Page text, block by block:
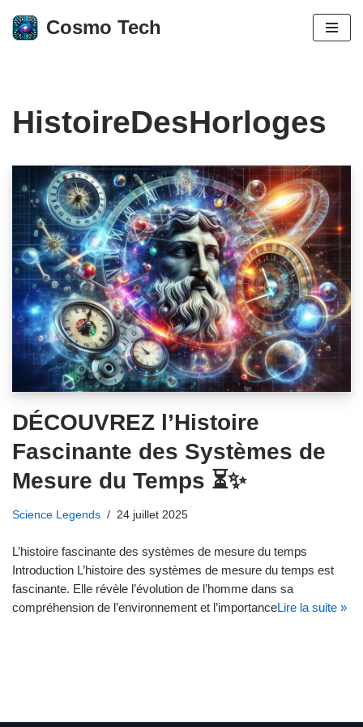
Aller
Cosmo Tech
HistoireDesHorloges
DÉCOUVREZ l’Histoire
Fascinante des Systèmes de
Mesure du Temps ⏳✨
Science Legends 24 juillet 2025
L’histoire fascinante des systèmes de mesure du temps
Introduction L’histoire des systèmes de mesure du temps est
fascinante. Elle révèle l’évolution de l’homme dans sa
compréhension de l’environnement et l’importanceLire la suite »